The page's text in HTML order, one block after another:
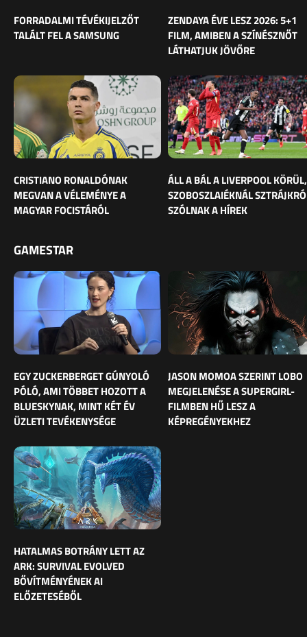
FORRADALMI TÉVÉKIJELZŐT
TALÁLT FEL A SAMSUNG
ZENDAYA ÉVE LESZ 2026: 5+1
FILM, AMIBEN A SZÍNÉSZNŐT
LÁTHATJUK JÖVŐRE
CRISTIANO RONALDÓNAK
MEGVAN A VÉLEMÉNYE A
MAGYAR FOCISTÁRÓL
ÁLL A BÁL A LIVERPOOL KÖRÜL,
SZOBOSZLAIÉKNÁL
SZÓLNAK A HÍREK
GAMESTAR
EGY ZUCKERBERGET GÚNYOLÓ
PÓLÓ, AMI TÖBBET HOZOTT A
BLUESKYNAK, MINT KÉT ÉV
ÜZLETI TEVÉKENYSÉGE
JASON MOMOA SZERINT LOBO
MEGJELENÉSE A SUPERGIRL-
FILMBEN HŰ LESZ A
KÉPREGÉNYEKHEZ
HATALMAS BOTRÁNY LETT AZ
ARK: SURVIVAL EVOLVED
BŐVÍTMÉNYÉNEK AI
ELŐZETESÉBŐL